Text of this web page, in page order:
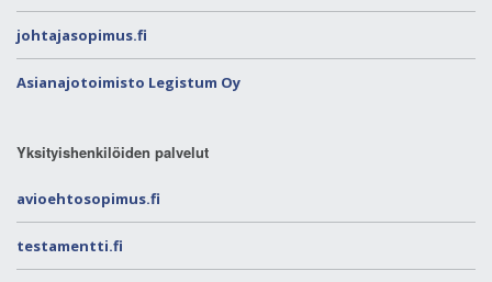
johtajasopimus.fi
Asianajotoimisto Legistum Oy
Yksityishenkilöiden palvelut
avioehtosopimus.fi
testamentti.fi